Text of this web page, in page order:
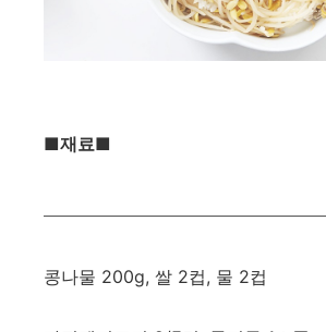
​■재료■
콩나물 200g, 쌀 2컵, 물 2컵